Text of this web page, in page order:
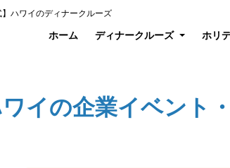
ハワイのディナークルーズ
ホーム ディナークルーズ ホリ
イの企業イベント